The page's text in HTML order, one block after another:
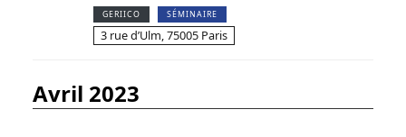
GERIICO SÉMINAIRE
3 rue d’Ulm, 75005 Paris
avril 2023